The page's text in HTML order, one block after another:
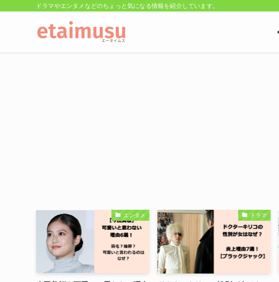
ドラマやエンタメなどのちょっと気になる情報を紹介しています。
エンタメ ドラマ